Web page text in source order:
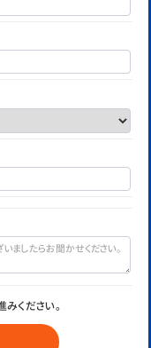
ください。